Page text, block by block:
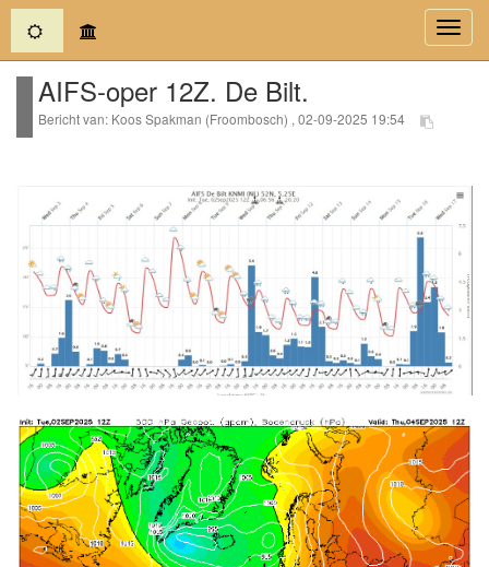
(current)
AIFS-oper 12Z. De Bilt.
Bericht van: Koos Spakman (Froombosch) , 02-09-2025 19:54